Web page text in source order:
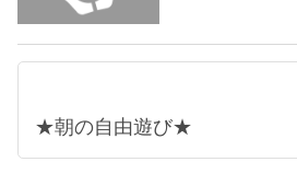
★朝の自由遊び★